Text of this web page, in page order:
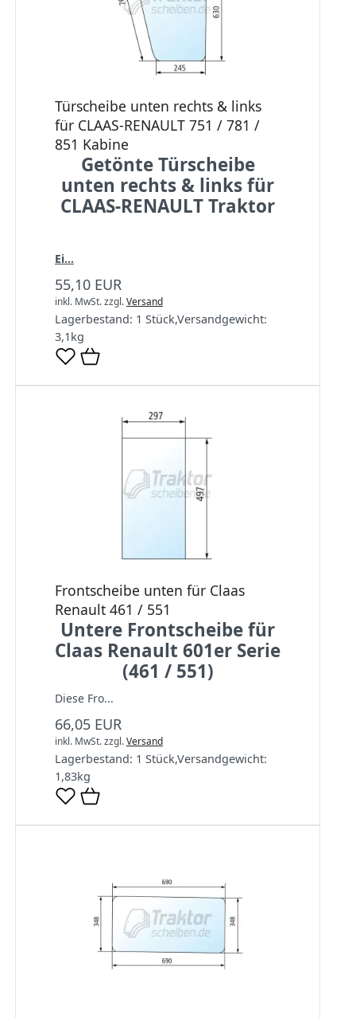
Türscheibe unten rechts & links
für CLAAS-RENAULT 751 / 781 /
851 Kabine
Getönte Türscheibe
unten rechts & links für
CLAAS-RENAULT Traktor
Ei...
55,10 EUR
inkl. MwSt.zzgl.Versand
Lagerbestand: 1 Stück,Versandgewicht:
3,1 kg
Frontscheibe unten für Claas
Renault 461 / 551
Untere Frontscheibe für
Claas Renault 601er Serie
(461 / 551)
Diese Fro...
66,05 EUR
inkl. MwSt.zzgl.Versand
Lagerbestand: 1 Stück,Versandgewicht:
1,83kg